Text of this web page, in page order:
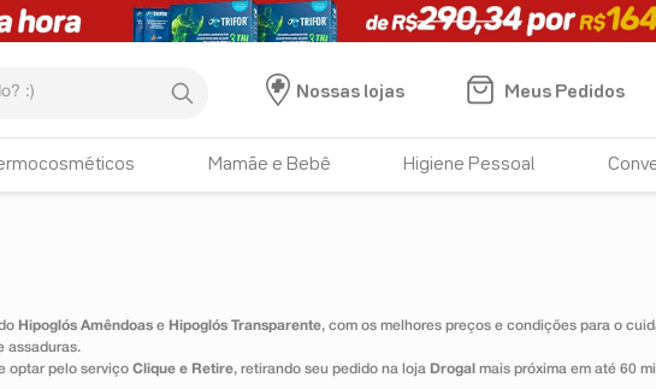
Nossas lojas
Meus Pedidos
Mamãe e Bebê Higiene Pessoal
Hipoglós Amêndoas e Hipoglós Transparente, com os melhores preços e condições para o
assaduras.
optar pelo serviço Clique e Retire, retirando seu pedido na loja Drogal mais próxima em até 60